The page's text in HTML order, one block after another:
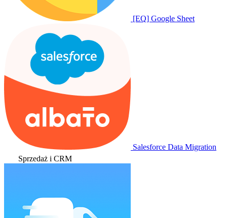
[EQ] Google Sheet
Salesforce Data Migration
Sprzedaż i CRM